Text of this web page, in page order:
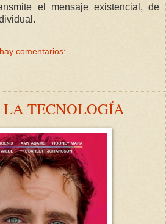
el mensaje existencial, de
comentarios:
TECNOLOGÍA